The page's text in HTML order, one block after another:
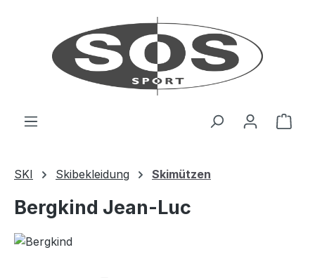
SKI Skibekleidung Skimützen
Bergkind Jean-Luc